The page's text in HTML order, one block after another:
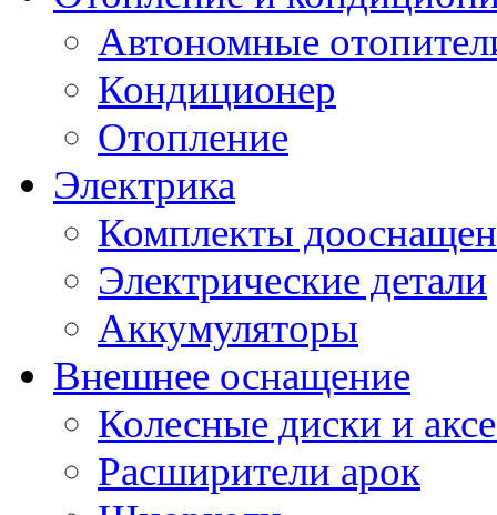
Автономные
Кондиционер
Отопление
Электрика
Комплекты
Электрические детали
Аккумуляторы
Внешнее оснащение
Колесные диски и
Расширители арок